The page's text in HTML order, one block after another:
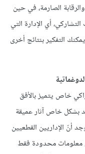
الصارمة، في حين
أي الإدارة التي
كأساسٍ في عملها."18" هل يمكنك التفكير بنتائج أخرى
خاص يتميز بالأفق
الفكرية."19" ولهذا البعد بشكل خاص آثار عميقة
أنّ الإداريين القطعيين
معلومات محدودة فقط